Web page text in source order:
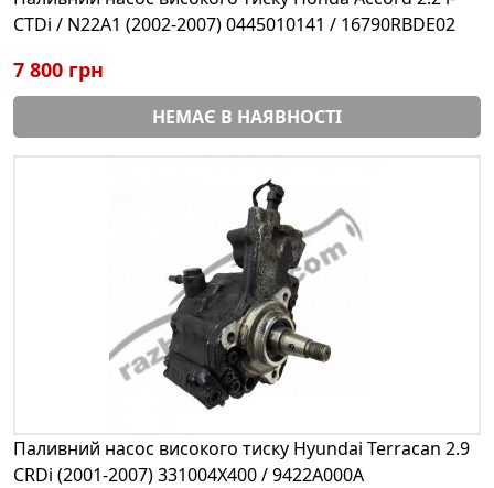
CTDi / N22A1 (2002-2007) 0445010141 / 16790RBDE02
7 800 грн
НЕМАЄ В НАЯВНОСТІ
Паливний насос високого тиску Hyundai Terracan 2.9
CRDi (2001-2007) 331004X400 / 9422A000A